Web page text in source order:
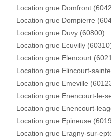
Location grue Domfront
Location grue Dompierre
Location grue Duvy (60800)
Location grue Ecuvilly
Location grue Elencourt
Location grue Elincourt-
Location grue Emeville
Location grue Enencourt-le-
Location grue Enencourt-
Location grue Epineuse
Location grue Eragny-sur-